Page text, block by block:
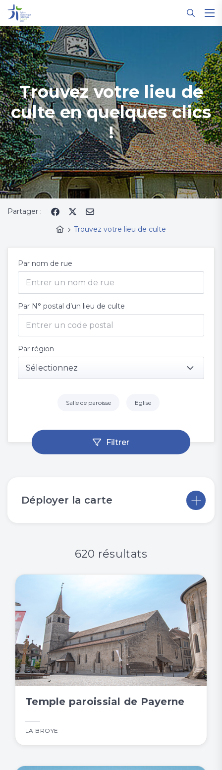
Trouvez votre lieu de
culte en quelques clics
!
Partager :
Trouvez votre lieu de culte
Par nom de rue
Par N° postal d’un lieu de culte
Par région
Sélectionnez
Salle de paroisse Eglise
Filtrer
Déployer la carte
620 résultats
Temple paroissial de Payerne
LA BROYE
Panneau de gestion des cookies